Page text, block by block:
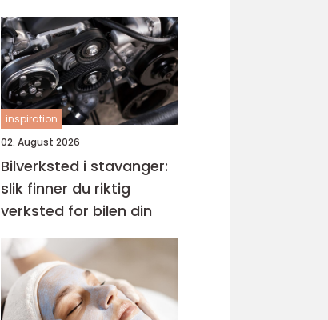
inspiration
02. August 2026
Bilverksted i stavanger:
slik finner du riktig
verksted for bilen din